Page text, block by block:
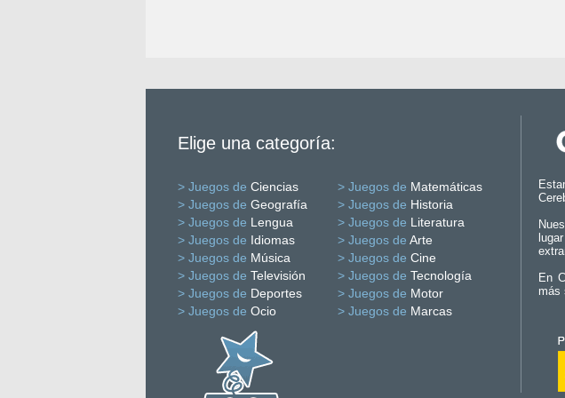
Elige una categoría:
> Juegos de Ciencias > Juegos de Matemáticas
> Juegos de Geografía > Juegos de Historia
> Juegos de Lengua > Juegos de Literatura
> Juegos de Idiomas > Juegos de Arte
> Juegos de Música > Juegos de Cine
> Juegos de Televisión > Juegos de Tecnología
> Juegos de Deportes > Juegos de Motor
> Juegos de Ocio > Juegos de Marcas
En
más